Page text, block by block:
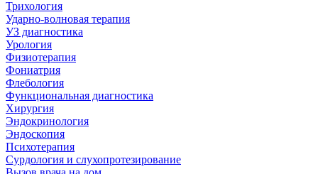
Трихология
Ударно-волновая терапия
УЗ диагностика
Урология
Физиотерапия
Фониатрия
Флебология
Функциональная диагностика
Хирургия
Эндокринология
Эндоскопия
Психотерапия
Сурдология и слухопротезирование